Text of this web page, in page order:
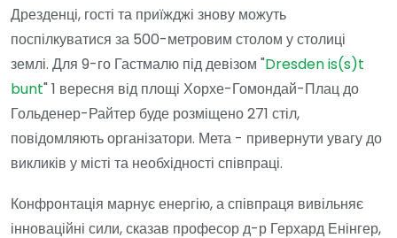
Дрезденці, гості та приїжджі знову можуть
поспілкуватися за 500-метровим столом у столиці
землі. Для 9-го Гастмалю під девізом "Dresden is(s)t
bunt" 1 вересня від площі Хорхе-Гомондай-Плац до
Гольденер-Райтер буде розміщено 271 стіл,
повідомляють організатори. Мета - привернути увагу до
викликів у місті та необхідності співпраці.
Конфронтація марнує енергію, а співпраця вивільняє
інноваційні сили, сказав професор д-р Герхард Енінгер,